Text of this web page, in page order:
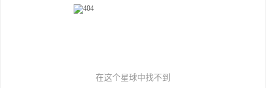
在这个星球中找不到